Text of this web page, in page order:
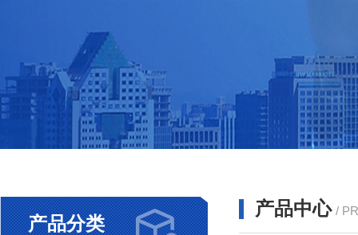
产品分类
产品中心 /